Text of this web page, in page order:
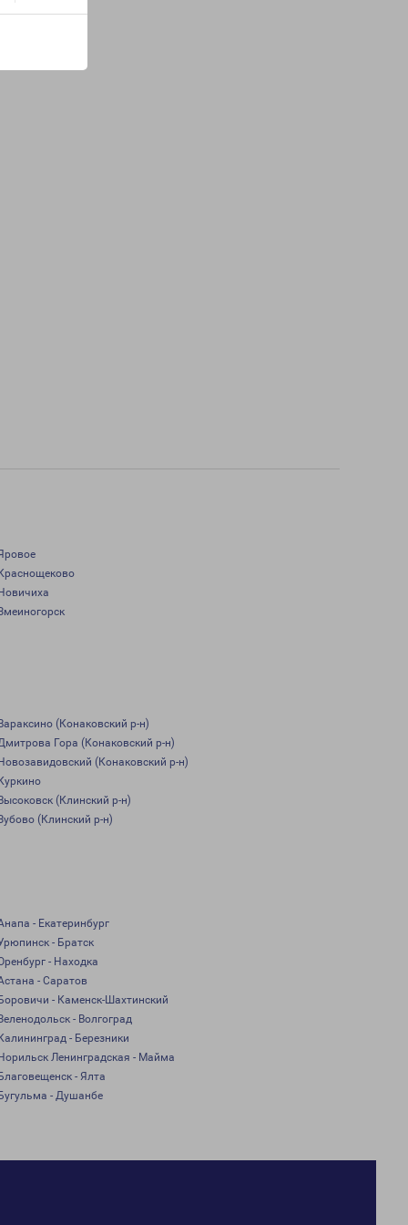
(Конаковский р-н)
Гора (Конаковский р-н)
(Конаковский р-н)
(Клинский р-н)
(Клинский р-н)
- Екатеринбург
- Братск
- Находка
- Саратов
- Каменск-Шахтинский
- Волгоград
- Березники
Ленинградская - Майма
- Ялта
- Душанбе